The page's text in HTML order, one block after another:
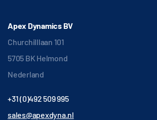
Apex Dynamics BV
Churchilllaan 101
5705 BK Helmond
Nederland
+31 (0)492 509 995
sales@apexdyna.nl